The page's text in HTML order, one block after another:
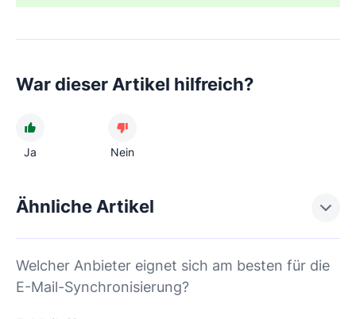
War dieser Artikel hilfreich?
Ja Nein
Ähnliche Artikel
Welcher Anbieter eignet sich am besten für die
E-Mail-Synchronisierung?